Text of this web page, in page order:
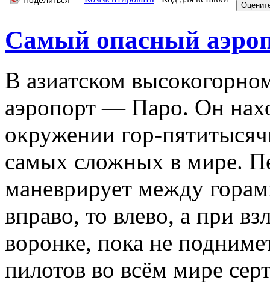
Самый опасный
В азиатском
аэропорт — Паро. Он
окружении гор-
самых сложных в мире.
маневрирует между
вправо, то влево, а при
воронке, пока не
пилотов во всём мире